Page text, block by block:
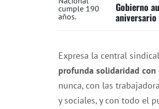
Gobierno
aniversario
Expresa la central
profunda solidaridad
nunca, con las
y sociales, y con todo el